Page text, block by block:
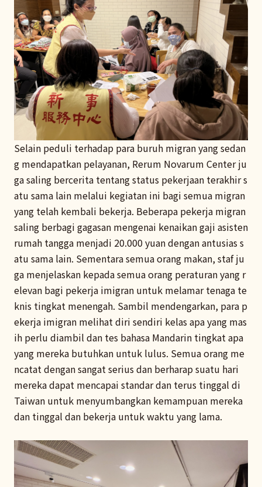
Selain peduli terhadap para buruh migran yang sedan
g mendapatkan pelayanan, Rerum Novarum Center ju
ga saling bercerita tentang status pekerjaan terakhir s
atu sama lain melalui kegiatan ini bagi semua migran
yang telah kembali bekerja. Beberapa pekerja migran
saling berbagi gagasan mengenai kenaikan gaji asisten
rumah tangga menjadi 20.000 yuan dengan antusias s
atu sama lain. Sementara semua orang makan, staf ju
ga menjelaskan kepada semua orang peraturan yang r
elevan bagi pekerja imigran untuk melamar tenaga te
knis tingkat menengah. Sambil mendengarkan, para p
ekerja imigran melihat diri sendiri kelas apa yang mas
ih perlu diambil dan tes bahasa Mandarin tingkat apa
yang mereka butuhkan untuk lulus. Semua orang me
ncatat dengan sangat serius dan berharap suatu hari
mereka dapat mencapai standar dan terus tinggal di
Taiwan untuk menyumbangkan kemampuan mereka
dan tinggal dan bekerja untuk waktu yang lama.